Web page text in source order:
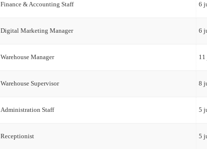
Finance & Accounting Staff 6
Digital Marketing Manager 6
Warehouse Manager
Warehouse Supervisor 8
Administration Staff 5
Receptionist 5